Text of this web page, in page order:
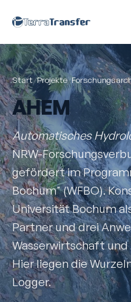
Start/Projekte/
AHEM
Automatisches
NRW-
gefördert im
Bochum" (WFBO).
Universität Bochum
Partner und drei
Wasserwirtschaft
Hier liegen die
Logger.